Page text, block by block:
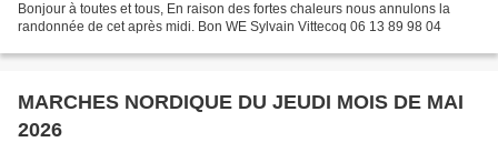
Bonjour à toutes et tous, En raison des fortes chaleurs nous annulons la
randonnée de cet après midi. Bon WE Sylvain Vittecoq 06 13 89 98 04
MARCHES NORDIQUE DU JEUDI MOIS DE MAI
2026